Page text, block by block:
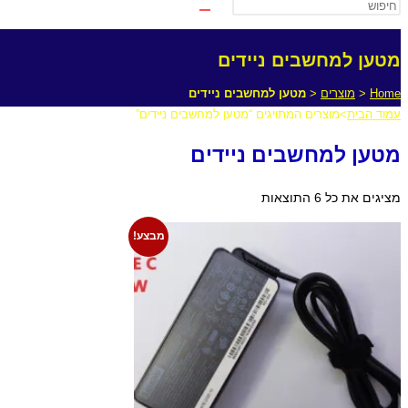
מטען למחשבים ניידים
Home
< מוצרים < מטען למחשבים ניידים
עמוד הבית>מוצרים המתויגים “מטען למחשבים ניידים”
מטען למחשבים ניידים
מציגים את כל ⁦6⁩ התוצאות
מבצע!